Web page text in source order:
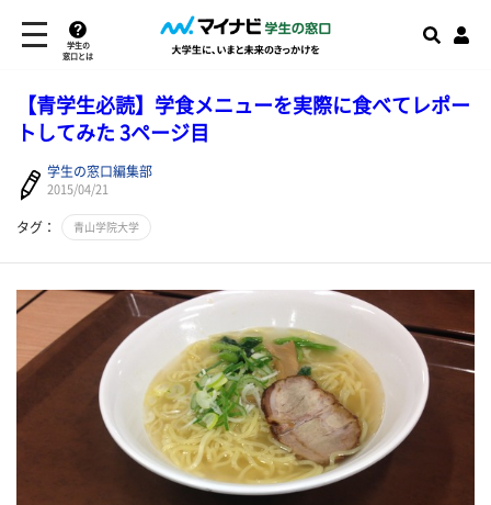
学生の
窓口とは
【青学生必読】学食メニューを実際に食べてレポー
トしてみた 3ページ目
学生の窓口編集部
2015/04/21
タグ： 青山学院大学